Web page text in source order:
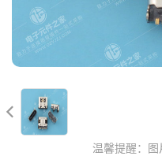

温馨提醒：图